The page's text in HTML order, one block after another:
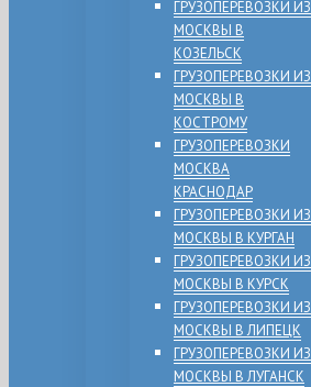
ГРУЗОПЕРЕВОЗКИ ИЗ
МОСКВЫ В
КОЗЕЛЬСК
ГРУЗОПЕРЕВОЗКИ ИЗ
МОСКВЫ В
КОСТРОМУ
ГРУЗОПЕРЕВОЗКИ
МОСКВА
КРАСНОДАР
ГРУЗОПЕРЕВОЗКИ ИЗ
МОСКВЫ В КУРГАН
ГРУЗОПЕРЕВОЗКИ ИЗ
МОСКВЫ В КУРСК
ГРУЗОПЕРЕВОЗКИ ИЗ
МОСКВЫ В ЛИПЕЦК
ГРУЗОПЕРЕВОЗКИ ИЗ
МОСКВЫ В ЛУГАНСК